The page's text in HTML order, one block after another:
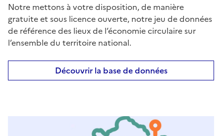
Notre mettons à votre disposition, de manière
gratuite et sous licence ouverte, notre jeu de données
de référence des lieux de l’économie circulaire sur
l’ensemble du territoire national.
Découvrir la base de données